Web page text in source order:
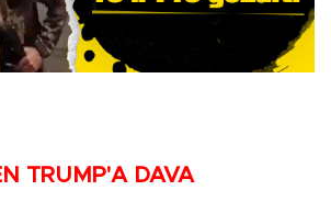
TRUMP'A DAVA